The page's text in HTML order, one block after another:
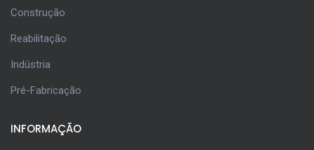
Construção
Reabilitação
Indústria
Pré-Fabricação
INFORMAÇÃO